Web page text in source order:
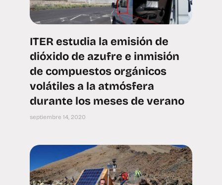
ITER estudia la emisión de
dióxido de azufre e inmisión
de compuestos orgánicos
volátiles a la atmósfera
durante los meses de verano
septiembre 14, 2020